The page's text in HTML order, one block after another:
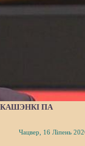
ПА
Чацвер, 16 Ліпень